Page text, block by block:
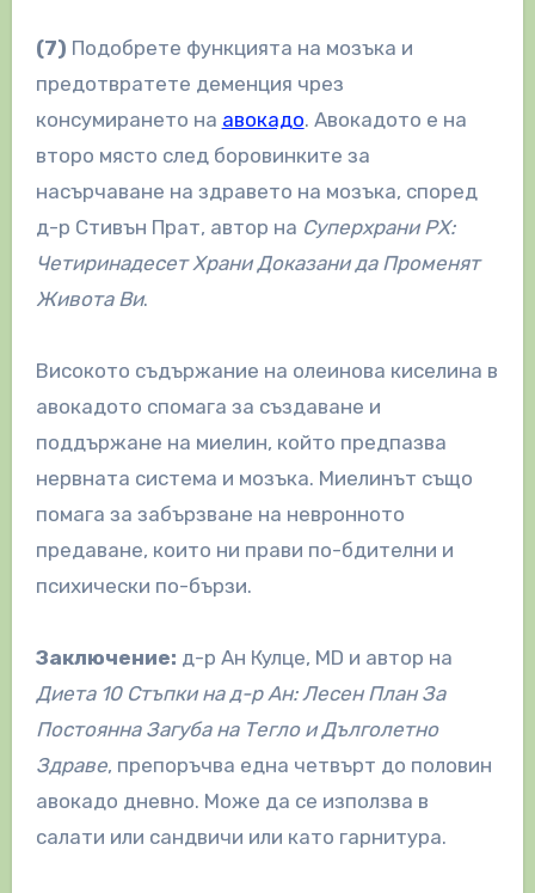
(7) Подобрете функцията на мозъка и
предотвратете деменция чрез
консумирането на авокадо. Авокадото е на
второ място след боровинките за
насърчаване на здравето на мозъка, според
д-р Стивън Прат, автор на Суперхрани РХ:
Четиринадесет Храни Доказани да Променят
Живота Ви.
Високото съдържание на олеинова киселина в
авокадото спомага за създаване и
поддържане на миелин, който предпазва
нервната система и мозъка. Миелинът също
помага за забързване на невронното
предаване, които ни прави по-бдителни и
психически по-бързи.
Заключение: д-р Ан Кулце, MD и автор на
Диета 10 Стъпки на д-р Ан: Лесен План За
Постоянна Загуба на Тегло и Дълголетно
Здраве, препоръчва една четвърт до половин
авокадо дневно. Може да се използва в
салати или сандвичи или като гарнитура.